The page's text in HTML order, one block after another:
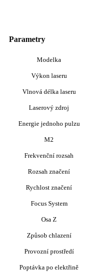
Parametry
Modelka
Výkon laseru
Vlnová délka laseru
Laserový zdroj
Energie jednoho pulzu
M2
Frekvenční rozsah
Rozsah značení
Rychlost značení
Focus System
Osa Z
Způsob chlazení
Provozní prostředí
Poptávka po elektřině